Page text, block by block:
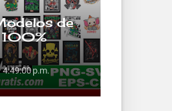
de
100%
4:49:00 p.m.